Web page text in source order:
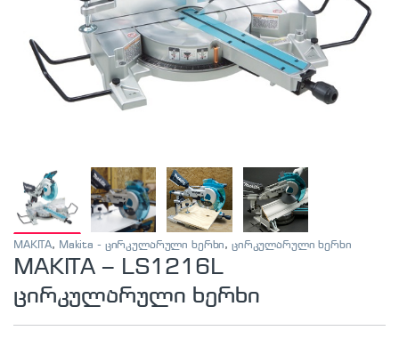
MAKITA, Makita - ცირკულარული ხერხი,ცირკულარული ხერხი
MAKITA – LS1216L
ცირკულარული ხერხი